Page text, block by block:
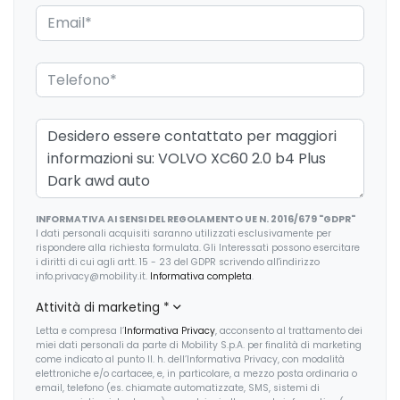
Fari con accensione automatica
Fari posteriori a led
Freno di stazionamento elettrico
Illuminazione ambientale
Indicatore cambio marcia
Interni in pelle
Kit emergenza
Luci di emergenza
Maniglie esterne in tinta
Pacchetto
INFORMATIVA AI SENSI DEL REGOLAMENTO UE N. 2016/679 "GDPR"
I dati personali acquisiti saranno utilizzati esclusivamente per
rispondere alla richiesta formulata. Gli Interessati possono esercitare
i diritti di cui agli artt. 15 - 23 del GDPR scrivendo all'indirizzo
info.privacy@mobility.it. Informativa completa.
Attività di marketing *
Letta e compresa l’Informativa Privacy, acconsento al trattamento dei
miei dati personali da parte di Mobility S.p.A. per finalità di marketing
come indicato al punto II. h. dell’Informativa Privacy, con modalità
elettroniche e/o cartacee, e, in particolare, a mezzo posta ordinaria o
email, telefono (es. chiamate automatizzate, SMS, sistemi di